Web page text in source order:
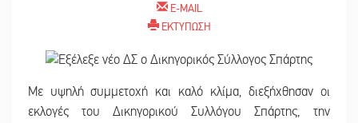
E-MAIL
ΕΚΤΥΠΩΣΗ
Με υψηλή συμμετοχή και καλό κλίμα, διεξήχθησαν οι
εκλογές του Δικηγορικού Συλλόγου Σπάρτης, την